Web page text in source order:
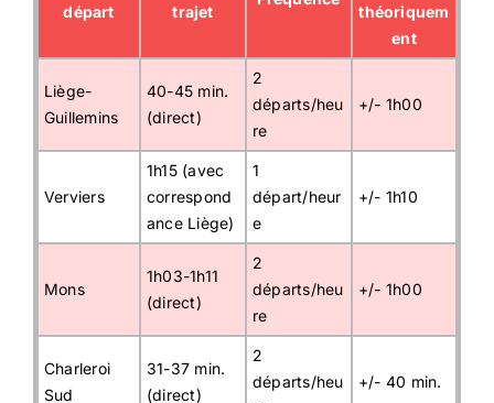
départ
trajet
théoriquem
ent
Liège-
Guillemins
40-45 min.
(direct)
2
départs/heu
re
+/- 1h00
Verviers
1h15 (avec
correspond
ance Liège)
1
départ/heur
e
+/- 1h10
Mons
1h03-1h11
(direct)
2
départs/heu
re
+/- 1h00
Charleroi
Sud
31-37 min.
(direct)
2
départs/heu
+/- 40 min.